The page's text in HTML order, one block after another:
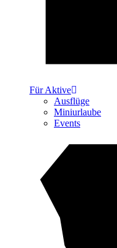
Für Aktive
Ausflüge
Miniurlaube
Events